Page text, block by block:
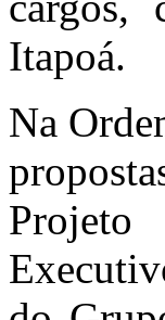
Itapoá.
Na